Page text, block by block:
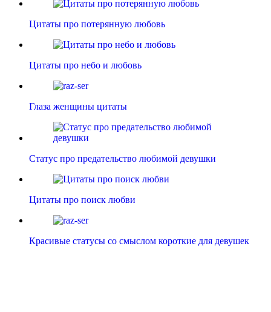
Цитаты про потерянную любовь
Цитаты про небо и любовь
Глаза женщины цитаты
Статус про предательство любимой девушки
Цитаты про поиск любви
Красивые статусы со смыслом короткие для девушек